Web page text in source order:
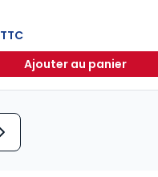
TTC
Ajouter au panier
Lexique des